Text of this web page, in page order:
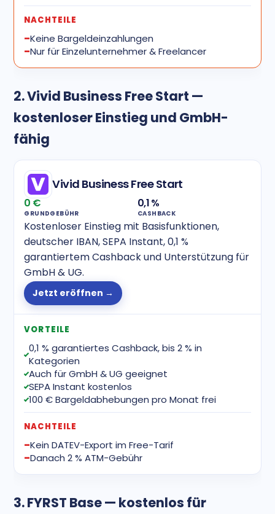
NACHTEILE
Keine Bargeldeinzahlungen
Nur für Einzelunternehmer & Freelancer
2. Vivid Business Free Start —
kostenloser Einstieg und GmbH-
fähig
Vivid Business Free Start
0 €
GRUNDGEBÜHR
0,1 %
CASHBACK
Kostenloser Einstieg mit Basisfunktionen,
deutscher IBAN, SEPA Instant, 0,1 %
garantiertem Cashback und Unterstützung für
GmbH & UG.
Jetzt eröffnen →
VORTEILE
0,1 % garantiertes Cashback, bis 2 % in
Kategorien
Auch für GmbH & UG geeignet
SEPA Instant kostenlos
100 € Bargeldabhebungen pro Monat frei
NACHTEILE
Kein DATEV-Export im Free-Tarif
Danach 2 % ATM-Gebühr
3. FYRST Base — kostenlos für